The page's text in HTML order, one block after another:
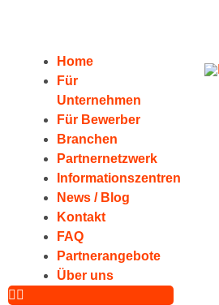
Home
Für
Unternehmen
Für Bewerber
Branchen
Partnernetzwerk
Informationszentren
News / Blog
Kontakt
FAQ
Partnerangebote
Über uns